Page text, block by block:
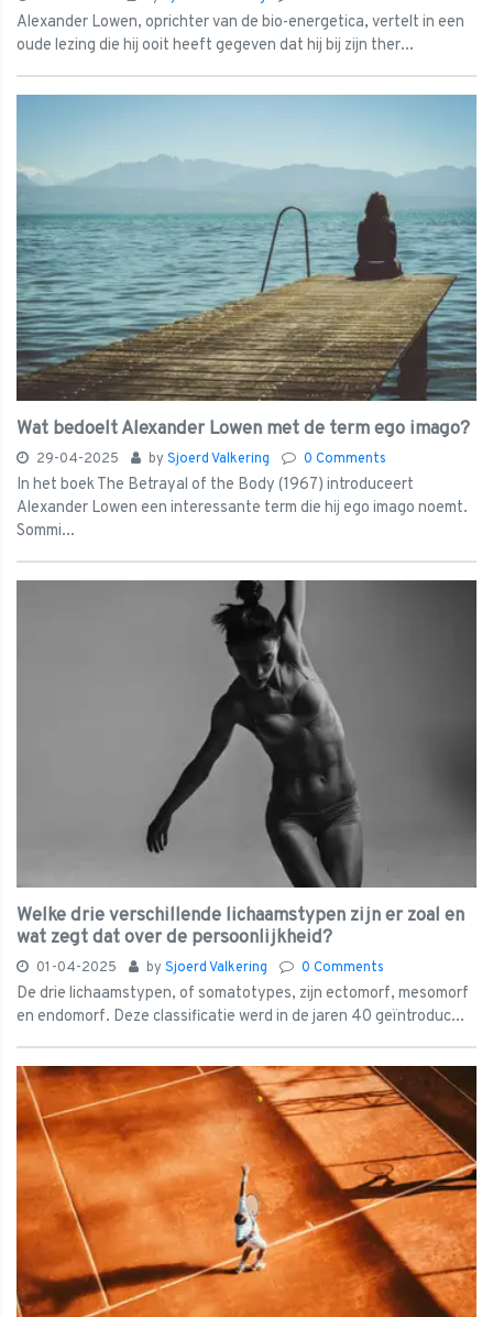
Alexander Lowen, oprichter van de bio-energetica, vertelt in een
oude lezing die hij ooit heeft gegeven dat hij bij zijn ther...
Wat bedoelt Alexander Lowen met de term ego imago?
29-04-2025 by Sjoerd Valkering 0 Comments
In het boek The Betrayal of the Body (1967) introduceert
Alexander Lowen een interessante term die hij ego imago noemt.
Sommi...
Welke drie verschillende lichaamstypen zijn er zoal en
wat zegt dat over de persoonlijkheid?
01-04-2025 by Sjoerd Valkering 0 Comments
De drie lichaamstypen, of somatotypes, zijn ectomorf, mesomorf
en endomorf. Deze classificatie werd in de jaren 40 geïntroduc...